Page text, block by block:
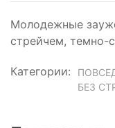
Молодежные
стрейчем, темно-
Категории:
БЕЗ